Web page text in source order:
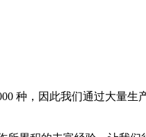
种，因此我们通过大量